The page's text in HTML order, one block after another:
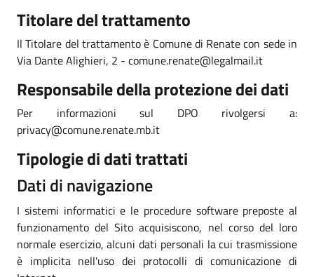
Titolare del trattamento
Il Titolare del trattamento è Comune di Renate con sede in
Via Dante Alighieri, 2 - comune.renate@legalmail.it
Responsabile della protezione dei dati
Per informazioni sul DPO rivolgersi a:
privacy@comune.renate.mb.it
Tipologie di dati trattati
Dati di navigazione
I sistemi informatici e le procedure software preposte al
funzionamento del Sito acquisiscono, nel corso del loro
normale esercizio, alcuni dati personali la cui trasmissione
è implicita nell'uso dei protocolli di comunicazione di